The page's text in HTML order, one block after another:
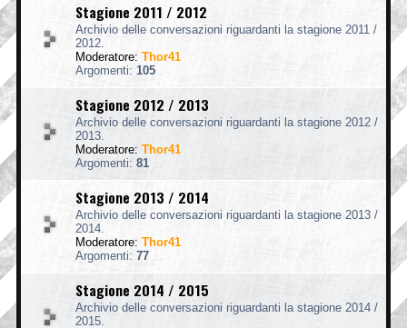
Stagione 2011 / 2012
Archivio delle conversazioni riguardanti la stagione 2011 /
2012.
Moderatore: Thor41
Argomenti: 105
Stagione 2012 / 2013
Archivio delle conversazioni riguardanti la stagione 2012 /
2013.
Moderatore: Thor41
Argomenti: 81
Stagione 2013 / 2014
Archivio delle conversazioni riguardanti la stagione 2013 /
2014.
Moderatore: Thor41
Argomenti: 77
Stagione 2014 / 2015
Archivio delle conversazioni riguardanti la stagione 2014 /
2015.